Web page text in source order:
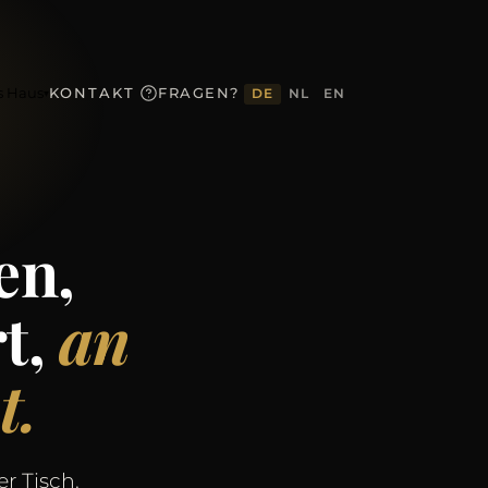
KONTAKT FRAGEN? DE NL EN
an
Tisch.